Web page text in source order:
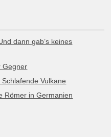
dann gab’s keines
Gegner
Vulkane
Römer in Germanien